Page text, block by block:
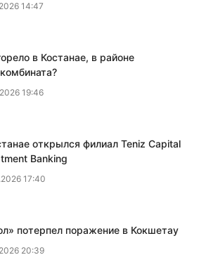
14:47
в Костанае, в районе
19:46
открылся филиал Teniz Capital
Banking
17:40
потерпел поражение в Кокшетау
20:39